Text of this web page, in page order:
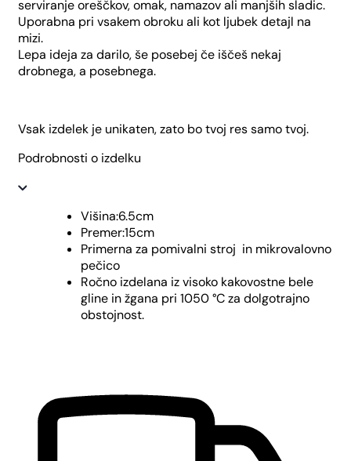
serviranje oreščkov, omak, namazov ali manjših sladic.
Uporabna pri vsakem obroku ali kot ljubek detajl na
mizi.
Lepa ideja za darilo, še posebej če iščeš nekaj
drobnega, a posebnega.
Vsak izdelek je unikaten, zato bo tvoj res samo tvoj.
Podrobnosti o izdelku
Višina:6.5cm
Premer:15cm
Primerna za pomivalni stroj in mikrovalovno
pečico
Ročno izdelana iz visoko kakovostne bele
gline in žgana pri 1050 °C za dolgotrajno
obstojnost.